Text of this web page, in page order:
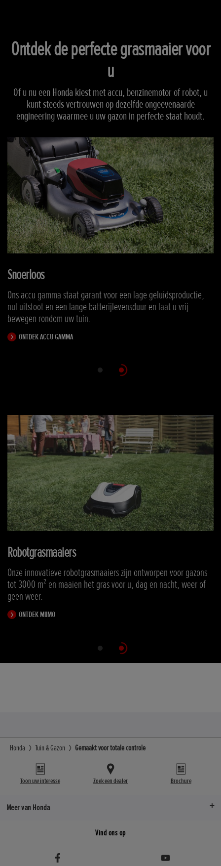
Ontdek de perfecte grasmaaier voor
u
Of u nu een Honda kiest met accu, benzinemotor of robot, u
kunt steeds vertrouwen op dezelfde ongeëvenaarde
engineering waarmee u uw gazon in perfecte staat houdt.
Snoerloos
Ons accu gamma staat garant voor een lage geluidsproductie,
nul uitstoot en een lange batterijlevensduur en laat u vrij
bewegen rondom uw tuin.
ONTDEK ACCU GAMMA
Robotgrasmaaiers
Onze innovatieve robotgrasmaaiers zijn ontworpen voor gazons
tot 3000 m² en maaien het gras voor u, dag en nacht, weer of
geen weer.
ONTDEK MIIMO
Honda Tuin & Gazon Gemaakt voor totale controle
Toon uw interesse Zoek een dealer Brochure
Meer van Honda
Vind ons op